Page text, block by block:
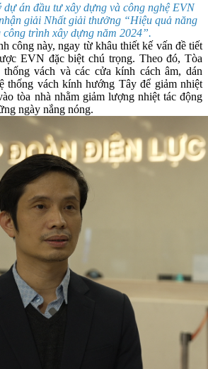
án đầu tư xây dựng và công nghệ EVN
giải Nhất giải thưởng “Hiệu quả năng
trình xây dựng năm 2024”.
công này, ngay từ khâu thiết kế vấn đề tiết
EVN đặc biệt chú trọng. Theo đó, Tòa
vách và các cửa kính cách âm, dán
thống vách kính hướng Tây để giảm nhiệt
tòa nhà nhằm giảm lượng nhiệt tác động
ngày nắng nóng.